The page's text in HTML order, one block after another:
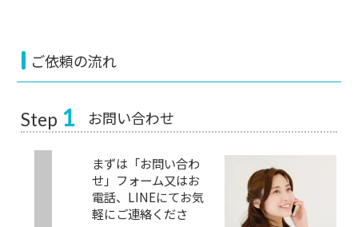
ご依頼の流れ
Step 1 お問い合わせ
まずは「お問い合わ
せ」フォーム又はお
電話、LINEにてお気
軽にご連絡くださ